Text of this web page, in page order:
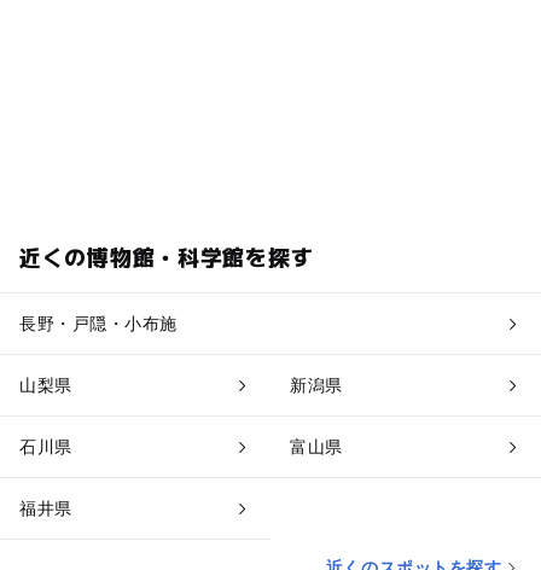
近くの博物館・科学館を探す
長野・戸隠・小布施
山梨県 新潟県
石川県 富山県
福井県